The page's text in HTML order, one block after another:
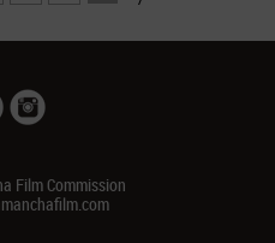
Film Commission